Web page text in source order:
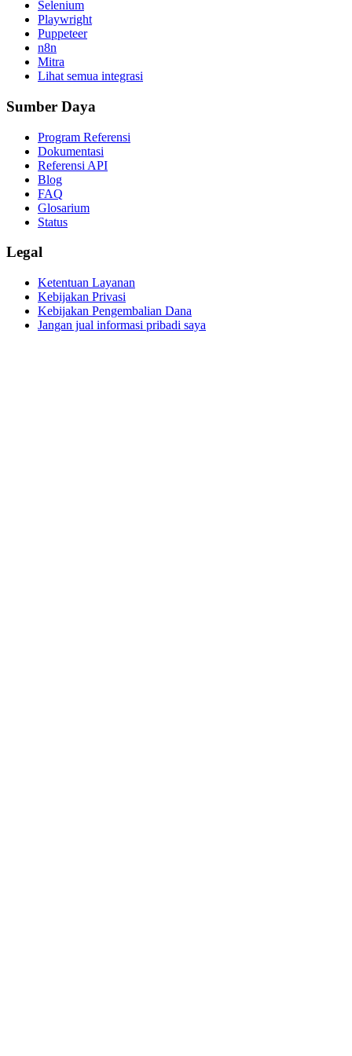
Selenium
Playwright
Puppeteer
n8n
Mitra
Lihat semua integrasi
Sumber Daya
Program Referensi
Dokumentasi
Referensi API
Blog
FAQ
Glosarium
Status
Legal
Ketentuan Layanan
Kebijakan Privasi
Kebijakan Pengembalian Dana
Jangan jual informasi pribadi saya